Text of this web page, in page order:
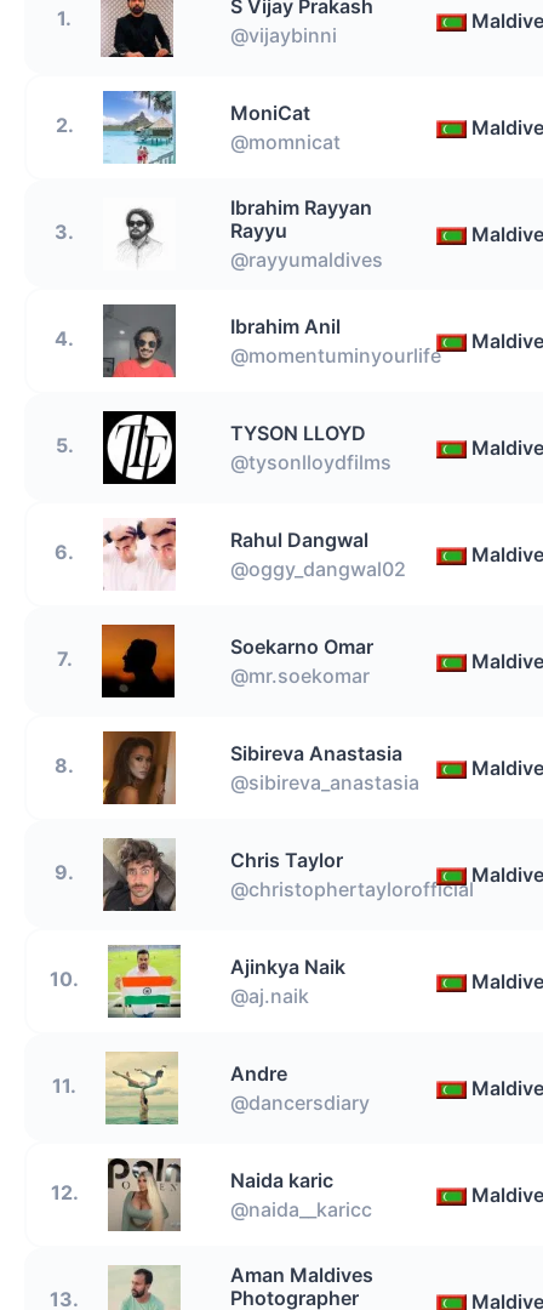
1.
S Vijay Prakash
@vijaybinni
2.
MoniCat
@momnicat
3.
Ibrahim Rayyan
Rayyu
@rayyumaldives
4.
Ibrahim Anil
@momentuminyourlife
5.
TYSON LLOYD
@tysonlloydfilms
6.
Rahul Dangwal
@oggy_dangwal02
7.
Soekarno Omar
@mr.soekomar
8.
Sibireva Anastasia
@sibireva_anastasia
9.
Chris Taylor
@christophertaylorofficial
10.
Ajinkya Naik
@aj.naik
11.
Andre
@dancersdiary
12.
Naida karic
@naida__karicc
13.
Aman Maldives
Photographer